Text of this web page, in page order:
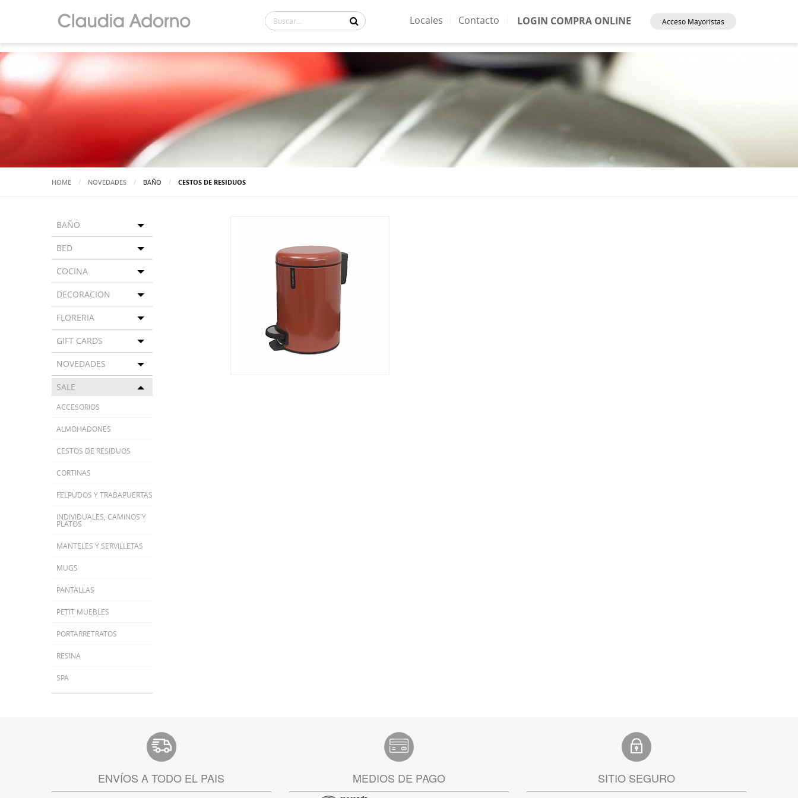
Acceso Mayoristas
LOGIN COMPRA ONLINE
Locales Contacto
HOME NOVEDADES BAÑO ACTUALMENTE:
CESTOS DE RESIDUOS
BAÑO Toggle menu
BED Toggle menu
COCINA Toggle menu
DECORACION Toggle menu
FLORERIA Toggle menu
GIFT CARDS Toggle menu
NOVEDADES Toggle menu
SALE Toggle menu
ACCESORIOS
ALMOHADONES
CESTOS DE RESIDUOS
CORTINAS
FELPUDOS Y TRABAPUERTAS
INDIVIDUALES, CAMINOS Y
PLATOS
MANTELES Y SERVILLETAS
MUGS
PANTALLAS
PETIT MUEBLES
PORTARRETRATOS
RESINA
SPA
ENVÍOS A TODO EL PAIS MEDIOS DE PAGO SITIO SEGURO